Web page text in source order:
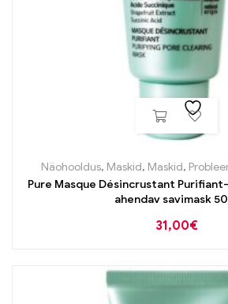
Näohooldus, Maskid, Maskid,
Pure Masque Désincrustant
ahendav savimask
31,00€